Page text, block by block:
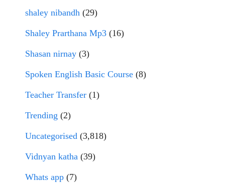
shaley nibandh (29)
Shaley Prarthana Mp3 (16)
Shasan nirnay (3)
Spoken English Basic Course (8)
Teacher Transfer (1)
Trending (2)
Uncategorised (3,818)
Vidnyan katha (39)
Whats app (7)